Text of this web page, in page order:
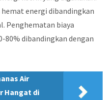
energi dibandingkan
Penghematan biaya
80% dibandingkan dengan
Air
Hangat di